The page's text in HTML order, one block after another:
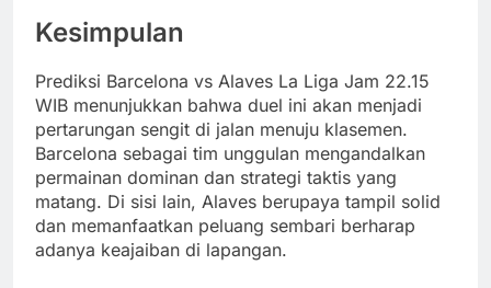
Kesimpulan
Prediksi Barcelona vs Alaves La Liga Jam 22.15
WIB menunjukkan bahwa duel ini akan menjadi
pertarungan sengit di jalan menuju klasemen.
Barcelona sebagai tim unggulan mengandalkan
permainan dominan dan strategi taktis yang
matang. Di sisi lain, Alaves berupaya tampil solid
dan memanfaatkan peluang sembari berharap
adanya keajaiban di lapangan.